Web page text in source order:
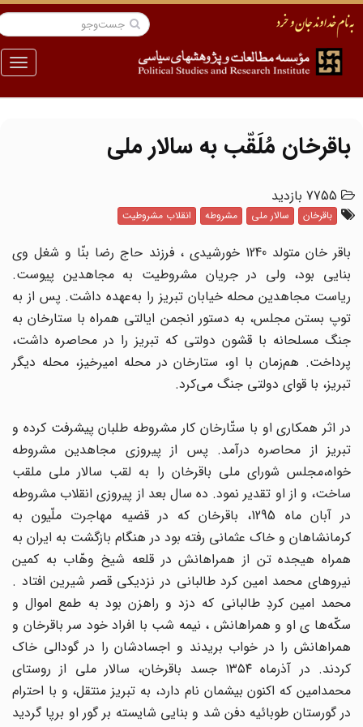
منو
باقرخان مُلَقّب به سالار ملی
7755 بازدید
باقرخان سالار ملی مشروطه انقلاب مشروطیت
باقر خان متولد 1240 خورشیدی ، فرزند حاج رضا بنّا و شغل وی
بنایی بود، ولی در جریان مشروطیت به مجاهدین پیوست.
ریاست مجاهدین محله خیابان تبریز را به‌عهده داشت. پس از به
توپ بستن مجلس، به دستور انجمن ایالتی همراه با ستارخان به
جنگ مسلحانه با قشون دولتی که تبریز را در محاصره داشت،
پرداخت. هم‌زمان با او، ستارخان در محله امیرخیز، محله دیگر
تبریز، با قوای دولتی جنگ می‌کرد.
در اثر همکاری او با ستّارخان کار مشروطه طلبان پیشرفت کرده و
تبریز از محاصره درآمد. پس از پیروزی مجاهدین مشروطه
خواه،مجلس شورای ملی باقرخان را به لقب سالار ملی ملقب
ساخت، و از او تقدیر نمود. ده سال بعد از پیروزی انقلاب مشروطه
در آبان ماه 1295، باقرخان که در قضیه مهاجرت ملّیون به
کرمانشاهان و خاک عثمانی رفته بود در هنگام بازگشت به ایران به
همراه هیجده تن از همراهانش در قلعه شیخ وهّاب به کمین
نیروهای محمد امین کرد طالبانی در نزدیکی قصر شیرین افتاد .
محمد امین کردِ طالبانی که دزد و راهزن بود به طمع اموال و
سکّه‌ها ی او و همراهانش ، نیمه شب با افراد خود سر باقرخان و
همراهانش را در خواب بریدند و اجسادشان را در گودالی خاک
کردند. در آذرماه‌ ۱۳۵۴ جسد باقرخان‌، سالار ملی‌ از روستای‌
محمدامین‌ که‌ اکنون‌ بیشمان‌ نام‌ دارد، به‌ تبریز منتقل‌، و با احترام‌
در گورستان‌ طوبائیه‌ دفن‌ شد و بنایی‌ شایسته‌ بر گور او برپا گردید